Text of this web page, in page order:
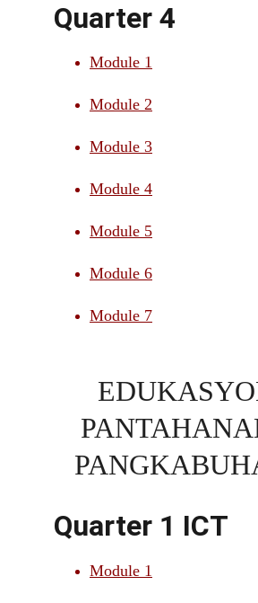
Quarter 4
Module 1
Module 2
Module 3
Module 4
Module 5
Module 6
Module 7
Quarter 1 ICT
Module 1